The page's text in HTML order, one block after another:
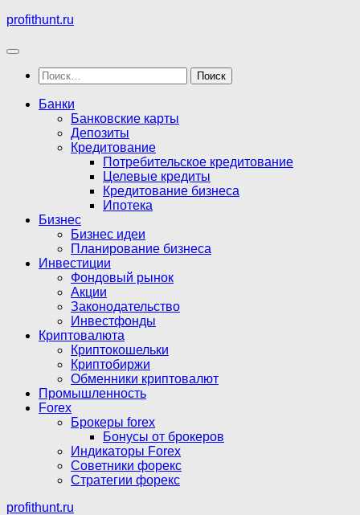
Перейти
содержимому
profithunt.ru
Найти:
Банки
Банковские карты
Депозиты
Кредитование
Потребительское кредитование
Целевые кредиты
Кредитование бизнеса
Ипотека
Бизнес
Бизнес идеи
Планирование бизнеса
Инвестиции
Фондовый рынок
Акции
Законодательство
Инвестфонды
Криптовалюта
Криптокошельки
Криптобиржи
Обменники криптовалют
Промышленность
Forex
Брокеры forex
Бонусы от брокеров
Индикаторы Forex
Советники форекс
Стратегии форекс
profithunt.ru